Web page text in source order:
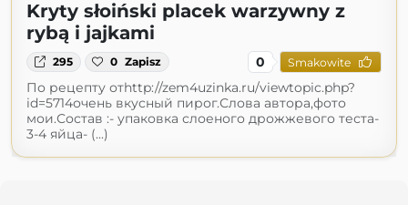
Kryty słoiński placek warzywny z
rybą i jajkami
295 0 Zapisz 0 Smakowite
По рецепту отhttp://zem4uzinka.ru/viewtopic.php?
id=5714очень вкусный пирог.Слова автора,фото
мои.Состав :- упаковка слоеного дрожжевого теста-
3-4 яйца- (...)